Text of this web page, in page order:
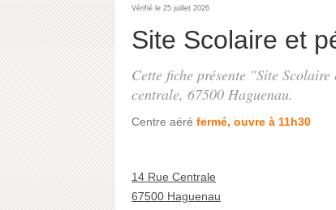
Vérifié le 25 juillet 2026
Site Scolaire et
Cette fiche présente "Site
centrale, 67500 Haguenau.
Centre aéré fermé, ouvre à 11h30
14 Rue Centrale
67500 Haguenau